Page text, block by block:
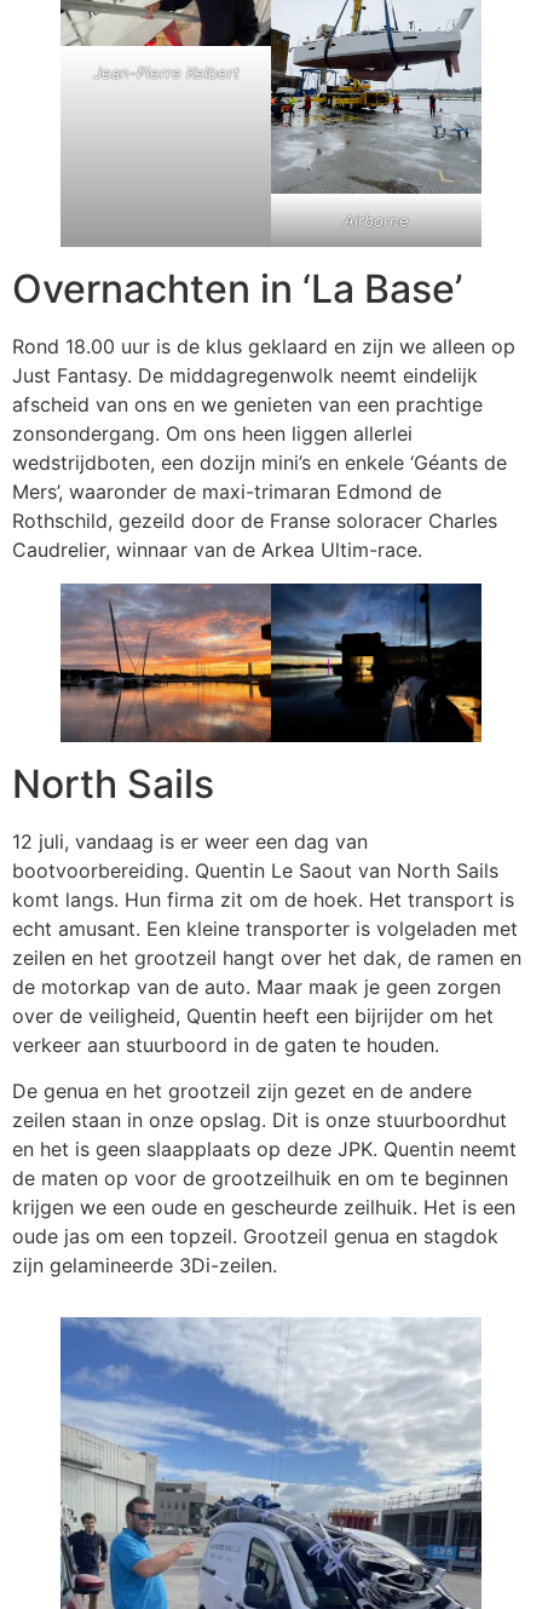
Jean-Pierre Kelbert
Airborne
Overnachten in ‘La Base’
Rond 18.00 uur is de klus geklaard en zijn we alleen op
Just Fantasy. De middagregenwolk neemt eindelijk
afscheid van ons en we genieten van een prachtige
zonsondergang. Om ons heen liggen allerlei
wedstrijdboten, een dozijn mini’s en enkele ‘Géants de
Mers’, waaronder de maxi-trimaran Edmond de
Rothschild, gezeild door de Franse soloracer Charles
Caudrelier, winnaar van de Arkea Ultim-race.
North Sails
12 juli, vandaag is er weer een dag van
bootvoorbereiding. Quentin Le Saout van North Sails
komt langs. Hun firma zit om de hoek. Het transport is
echt amusant. Een kleine transporter is volgeladen met
zeilen en het grootzeil hangt over het dak, de ramen en
de motorkap van de auto. Maar maak je geen zorgen
over de veiligheid, Quentin heeft een bijrijder om het
verkeer aan stuurboord in de gaten te houden.
De genua en het grootzeil zijn gezet en de andere
zeilen staan ​​in onze opslag. Dit is onze stuurboordhut
en het is geen slaapplaats op deze JPK. Quentin neemt
de maten op voor de grootzeilhuik en om te beginnen
krijgen we een oude en gescheurde zeilhuik. Het is een
oude jas om een topzeil. Grootzeil genua en stagdok
zijn gelamineerde 3Di-zeilen.